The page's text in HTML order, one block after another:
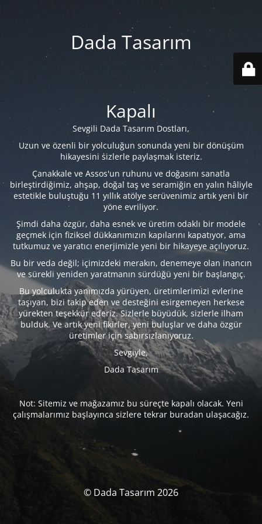
Dada Tasarım
Kapalı
Sevgili Dada Tasarım Dostları,
Uzun ve özenli bir yolculuğun sonunda yeni bir dönüşüm
hikayesini sizlerle paylaşmak isteriz.
Çanakkale ve Assos'un ruhunu ve doğasını sanatla
birleştirdiğimiz, ahşap, doğal taş ve seramiğin en yalın hâliyle
estetikle buluştuğu 11 yıllık atölye serüvenimiz artık yeni bir
yöne evriliyor.
Şimdi daha özgür, daha esnek ve üretim odaklı bir modele
geçmek için fiziksel dükkanımızın kapılarını kapatıyor, ama
tutkumuz ve yaratıcı enerjimizle yeni bir hikayeye açılıyoruz.
Bu bir veda değil; içimizdeki merakın, denemeye olan inancın
ve sürekli yeniden yaratmanın sürdüğü yeni bir başlangıç.
Bu yolculukta yanımızda yürüyen, üretimlerimizi evlerine
taşıyan, bizi takip eden ve desteğini esirgemeyen herkese
yürekten teşekkür ederiz. Sizlerle büyüdük, sizlerle ilham
bulduk. Ve artık yeni fikirler, yeni buluşlar ve daha özgür
üretimler için sabırsızlanıyoruz.
Sevgiyle,
Dada Tasarım
Not: Sitemiz ve mağazamız bu süreçte kapalı olacak. Yeni
çalışmalarımız başlayınca sizlere tekrar buradan ulaşacağız.
© Dada Tasarım 2026